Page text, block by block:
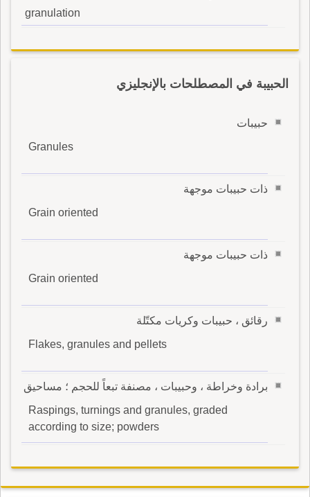
granulation
الحبيبة في المصطلحات بالإنجليزي
حبيبات
Granules
ذات حبيبات موجهة
Grain oriented
ذات حبيبات موجهة
Grain oriented
رقائق ، حبيبات وكريات مكتّلة
Flakes, granules and pellets
برادة وخراطة ، وحبيبات ، مصنفة تبعاً للحجم ؛ مساحيق
Raspings, turnings and granules, graded
according to size; powders